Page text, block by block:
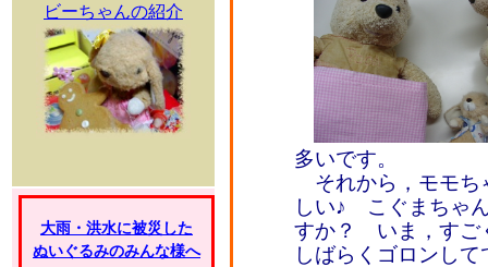
ビーちゃんの紹介
大雨・洪水に被災した
ぬいぐるみのみんな様へ
多いです。
それから，モモち
しい♪ こぐまちゃ
すか？ いま，すご
しばらくゴロンし